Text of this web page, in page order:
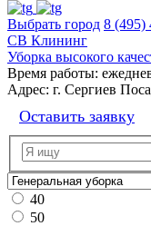
Выбрать город 8 (495)
СВ Клининг
Уборка высокого
Время работы:
Адрес: г. Сергиев
Оставить заявку
40
50